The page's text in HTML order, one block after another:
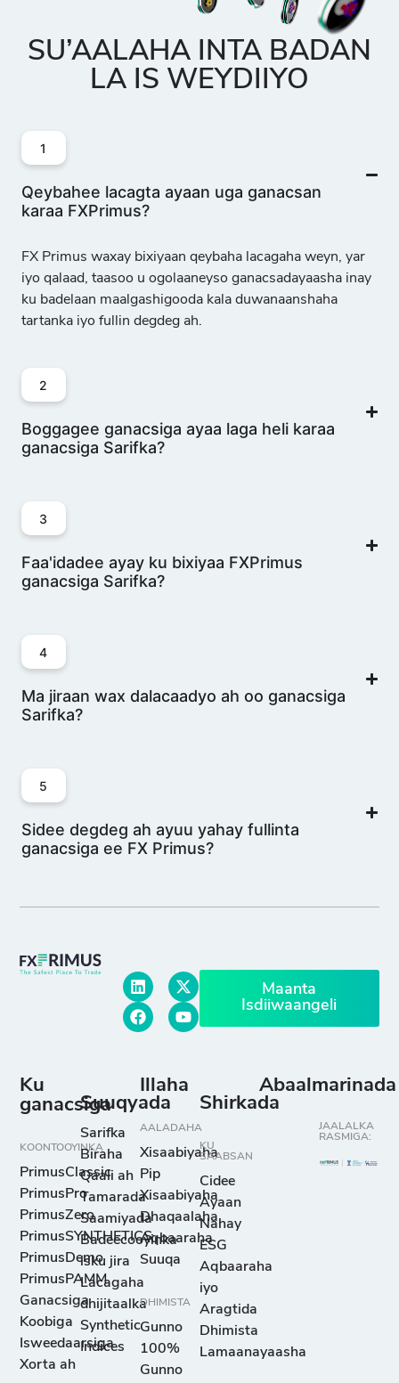
Yuuro iyo 48 0
Yuuro iyo
Lacagta
Boolishka
Liirada Turkiga
5 790 0
Doolarka
Randhiga Sood
Afrikaan
GBP/AUD
Doolarka
Ingiriiska iyo
Doolarka
5 26 0
3 36 0
GBP/NZD
Ingiriiska iyo
Niyuu Zilaandh
5 48
GBP/USD
Boonka
Ingiriiska iyo
Doolarka
Mareykanka
5
SU’AALAHA INTA BADAN
LA IS WEYDIIYO
1
Qeybahee lacagta ayaan uga ganacsan
karaa FXPrimus?
FX Primus waxay bixiyaan qeybaha lacagaha weyn, yar
iyo qalaad, taasoo u ogolaaneyso ganacsadayaasha inay
ku badelaan maalgashigooda kala duwanaanshaha
tartanka iyo fullin degdeg ah.
2
Boggagee ganacsiga ayaa laga heli karaa
ganacsiga Sarifka?
3
Faa'idadee ayay ku bixiyaa FXPrimus
ganacsiga Sarifka?
4
Ma jiraan wax dalacaadyo ah oo ganacsiga
Sarifka?
5
Sidee degdeg ah ayuu yahay fullinta
ganacsiga ee FX Primus?
Maanta
Isdiiwaangeli
Ku
ganacsiga
KOONTOOYINKA
PrimusClassic
PrimusPro
PrimusZero
PrimusSYNTHETICS
PrimusDemo
PrimusPAMM
Ganacsiga
Koobiga
Isweedaarsiga
Xorta ah
Suuqyada
Sarifka
Biraha
Qaali ah
Tamarada
Saamiyada
Badeecooyinka
isku jira
Lacagaha
dhijitaalka
Synthetic
Indices
Illaha
AALADAHA
Xisaabiyaha
Pip
Xisaabiyaha
Dhaqaalaha
Aqbaaraha
Suuqa
DHIMISTA
Gunno
100%
Gunno
Shirkada
KU
SAABSAN
Cidee
Ayaan
Nahay
ESG
Aqbaaraha
iyo
Aragtida
Dhimista
Lamaanayaasha
Abaalmarinada
JAALALKA
RASMIGA: